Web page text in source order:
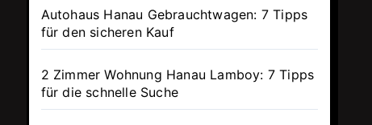
Autohaus Hanau Gebrauchtwagen: 7 Tipps
für den sicheren Kauf
2 Zimmer Wohnung Hanau Lamboy: 7 Tipps
für die schnelle Suche